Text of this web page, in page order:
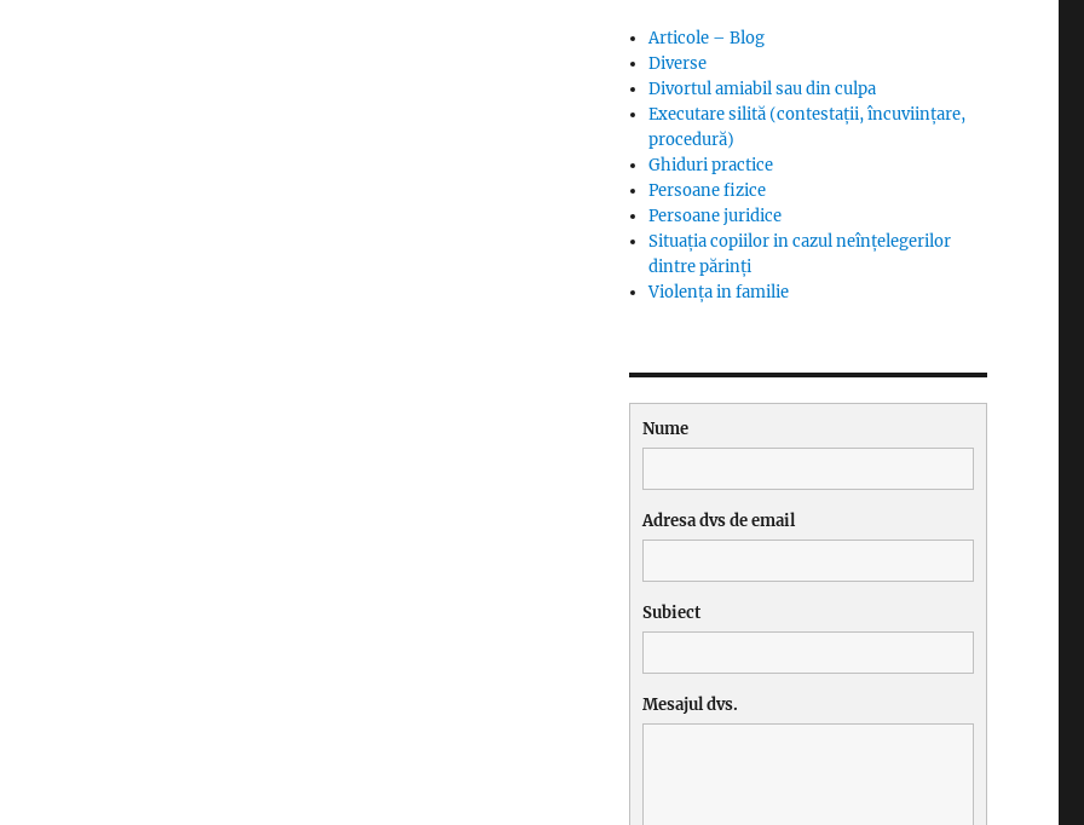
Articole – Blog
Diverse
Divortul amiabil sau din culpa
Executare silită (contestații, încuviințare,
procedură)
Ghiduri practice
Persoane fizice
Persoane juridice
Situația copiilor in cazul neînțelegerilor
dintre părinți
Violența in familie
Nume
Adresa dvs de email
Subiect
Mesajul dvs.